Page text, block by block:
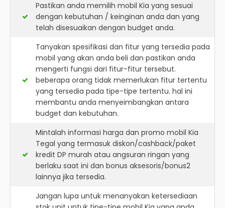
Pastikan anda memilih mobil Kia yang sesuai
dengan kebutuhan / keinginan anda dan yang
telah disesuaikan dengan budget anda.
Tanyakan spesifikasi dan fitur yang tersedia pada
mobil yang akan anda beli dan pastikan anda
mengerti fungsi dari fitur-fitur tersebut.
beberapa orang tidak memerlukan fitur tertentu
yang tersedia pada tipe-tipe tertentu. hal ini
membantu anda menyeimbangkan antara
budget dan kebutuhan.
Mintalah informasi harga dan promo mobil Kia
Tegal yang termasuk diskon/cashback/paket
kredit DP murah atau angsuran ringan yang
berlaku saat ini dan bonus aksesoris/bonus2
lainnya jika tersedia.
Jangan lupa untuk menanyakan ketersediaan